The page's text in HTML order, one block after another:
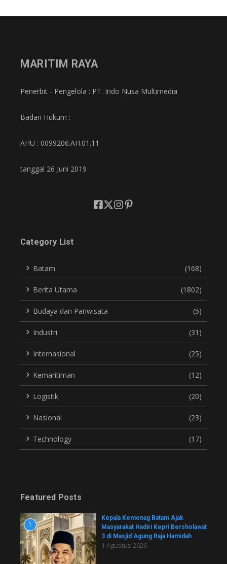
MARITIM RAYA
Penerbit - Pengelola : PT. Indo Nusa Multimedia
Badan Hukum :
AHU : 0099206.AH.01.11
tanggal 26 Juni 2019
Category List
Batam (168)
Berita Utama (1802)
Budaya dan Pariwisata (5)
Industri (31)
Internasional (25)
Kemaritiman (12)
Logistik (20)
Nasional (23)
Technology (17)
Featured Posts
1
Kepala Kemenag Batam Ajak
Masyarakat Hadiri Kepri Bersholawat
3 di Masjid Agung Raja Hamidah
1 Agustus 2026